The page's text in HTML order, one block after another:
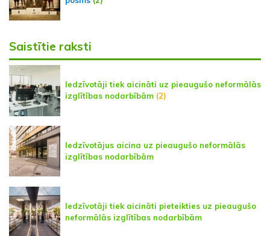
Saistītie raksti
Iedzīvotāji tiek aicināti uz pieaugušo neformālās
izglītības nodarbībām (2)
Iedzīvotājus aicina uz pieaugušo neformālās
izglītības nodarbībām
Iedzīvotāji tiek aicināti pieteikties uz pieaugušo
neformālās izglītības nodarbībām